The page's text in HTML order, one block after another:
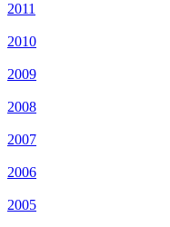
2011
2010
2009
2008
2007
2006
2005